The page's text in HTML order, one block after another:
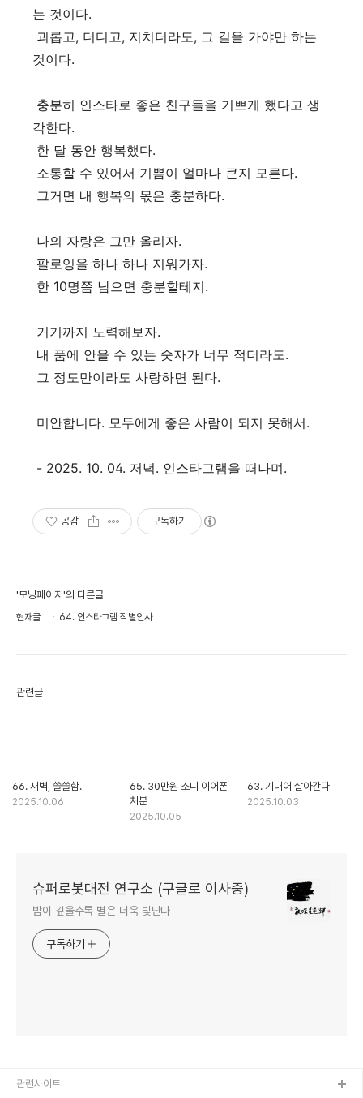
는 것이다.
괴롭고, 더디고, 지치더라도, 그 길을 가야만 하는
것이다.
충분히 인스타로 좋은 친구들을 기쁘게 했다고 생
각한다.
한 달 동안 행복했다.
소통할 수 있어서 기쁨이 얼마나 큰지 모른다.
그거면 내 행복의 몫은 충분하다.
나의 자랑은 그만 올리자.
팔로잉을 하나 하나 지워가자.
한 10명쯤 남으면 충분할테지.
거기까지 노력해보자.
내 품에 안을 수 있는 숫자가 너무 적더라도.
그 정도만이라도 사랑하면 된다.
미안합니다. 모두에게 좋은 사람이 되지 못해서.
- 2025. 10. 04. 저녁. 인스타그램을 떠나며.
공감 구독하기
'모닝페이지'의 다른글
현재글 64. 인스타그램 작별인사
관련글
66. 새벽, 쓸쓸함.
2025.10.06
65. 30만원 소니 이어폰
처분
2025.10.05
63. 기대어 살아간다
2025.10.03
슈퍼로봇대전 연구소 (구글로 이사중)
밤이 깊을수록 별은 더욱 빛난다
구독하기
관련사이트